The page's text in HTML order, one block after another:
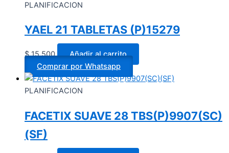
PLANIFICACION
YAEL 21 TABLETAS (P)15279
$15.500
Añadir al carrito
Comprar por Whatsapp
PLANIFICACION
FACETIX SUAVE 28 TBS(P)9907(SC)
(SF)